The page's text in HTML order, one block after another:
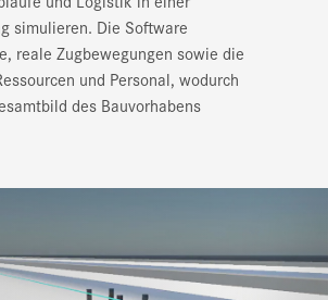
simulieren. Die Software
reale Zugbewegungen sowie die
und Personal, wodurch
des Bauvorhabens